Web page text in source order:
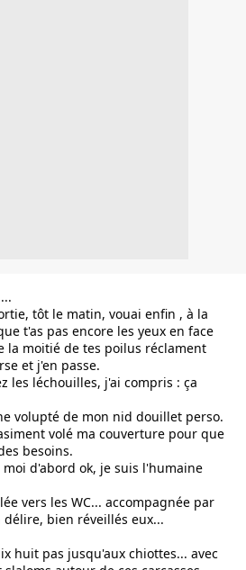
...
tôt le matin, vouai enfin , à la
t'as pas encore les yeux en face
la moitié de tes poilus réclament
et j'en passe.
les léchouilles, j'ai compris : ça
volupté de mon nid douillet perso.
volé ma couverture pour que
besoins.
d'abord ok, je suis l'humaine
vers les WC... accompagnée par
bien réveillés eux...
huit pas jusqu'aux chiottes... avec